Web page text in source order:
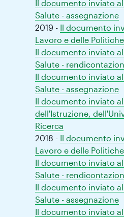
Il documento inviato
Salute - assegnazione
2019 - Il documento
Lavoro e delle
Il documento inviato
Salute -
Il documento inviato
Salute - assegnazione
Il documento inviato
dell'Istruzione,
Ricerca
2018 - Il documento
Lavoro e delle
Il documento inviato
Salute -
Il documento inviato
Salute - assegnazione
Il documento inviato